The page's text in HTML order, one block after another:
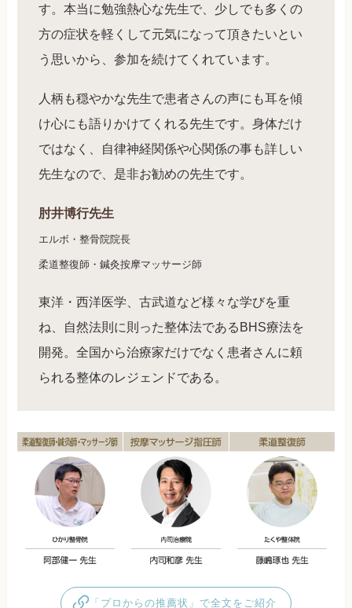
す。本当に勉強熱心な先生で、少しでも多くの
方の症状を軽くして元気になって頂きたいとい
う思いから、参加を続けてくれています。
人柄も穏やかな先生で患者さんの声にも耳を傾
け心にも語りかけてくれる先生です。身体だけ
ではなく、自律神経関係や心関係の事も詳しい
先生なので、是非お勧めの先生です。
肘井博行先生
エルボ・整骨院院長
柔道整復師・鍼灸按摩マッサージ師
東洋・西洋医学、古武道など様々な学びを重
ね、自然法則に則った整体法であるBHS療法を
開発。全国から治療家だけでなく患者さんに頼
られる整体のレジェンドである。
「プロからの推薦状」で全文をご紹介